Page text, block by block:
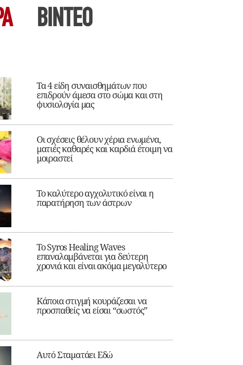
ΒΙΝΤΕΟ
Τα 4 είδη συναισθημάτων που
επιδρούν άμεσα στο σώμα και στη
φυσιολογία μας
Οι σχέσεις θέλουν χέρια ενωμένα,
ματιές καθαρές και καρδιά έτοιμη να
μοιραστεί
Το καλύτερο αγχολυτικό είναι η
παρατήρηση των άστρων
Το Syros Healing Waves
επαναλαμβάνεται για δεύτερη
χρονιά και είναι ακόμα μεγαλύτερο
Κάποια στιγμή κουράζεσαι να
προσπαθείς να είσαι “σωστός”
Αυτό Σταματάει Εδώ